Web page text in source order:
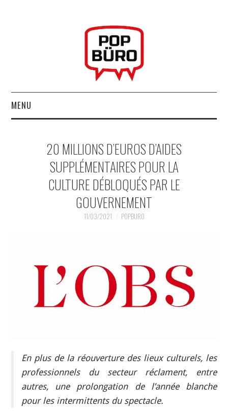
MENU
MUSIQUESACTUELLES.NET
GABBA GABBA HEY !
20 MILLIONS D’EUROS D’AIDES
SUPPLÉMENTAIRES POUR LA
CULTURE DÉBLOQUÉS PAR LE
GOUVERNEMENT
11/03/2021 POPBURO
En plus de la réouverture des lieux culturels, les
professionnels du secteur réclament, entre
autres, une prolongation de l’année blanche
pour les intermittents du spectacle.